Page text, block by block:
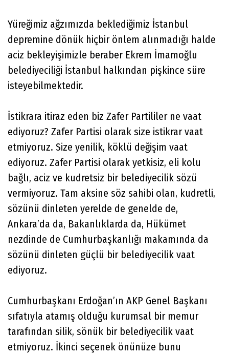
Yüreğimiz ağzımızda beklediğimiz İstanbul
depremine dönük hiçbir önlem alınmadığı halde
aciz bekleyişimizle beraber Ekrem İmamoğlu
belediyeciliği İstanbul halkından pişkince süre
isteyebilmektedir.
İstikrara itiraz eden biz Zafer Partililer ne vaat
ediyoruz? Zafer Partisi olarak size istikrar vaat
etmiyoruz. Size yenilik, köklü değişim vaat
ediyoruz. Zafer Partisi olarak yetkisiz, eli kolu
bağlı, aciz ve kudretsiz bir belediyecilik sözü
vermiyoruz. Tam aksine söz sahibi olan, kudretli,
sözünü dinleten yerelde de genelde de,
Ankara’da da, Bakanlıklarda da, Hükümet
nezdinde de Cumhurbaşkanlığı makamında da
sözünü dinleten güçlü bir belediyecilik vaat
ediyoruz.
Cumhurbaşkanı Erdoğan’ın AKP Genel Başkanı
sıfatıyla atamış olduğu kurumsal bir memur
tarafından silik, sönük bir belediyecilik vaat
etmiyoruz. İkinci seçenek önünüze bunu